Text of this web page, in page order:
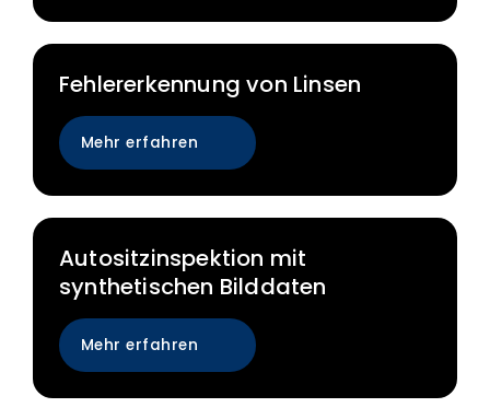
Fehlererkennung von Linsen
Mehr erfahren
Autositzinspektion mit
synthetischen Bilddaten
Mehr erfahren